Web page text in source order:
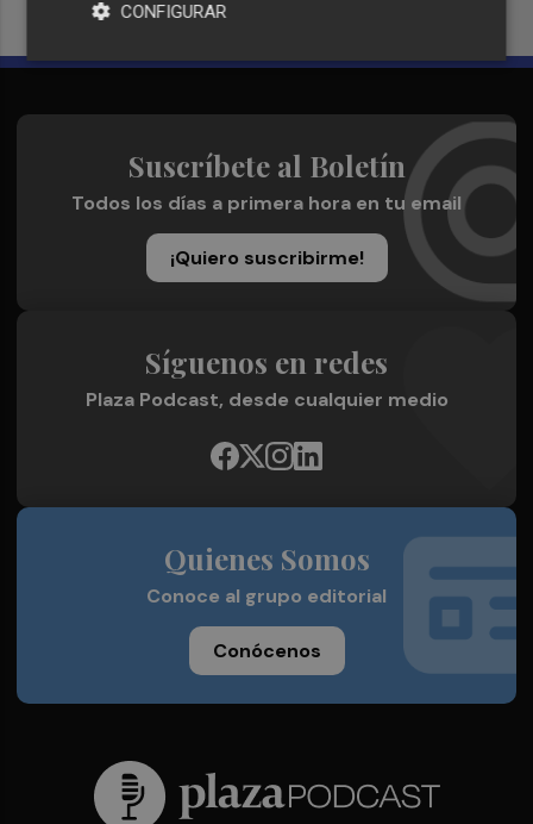
Suscríbete al Boletín
Todos los días a primera hora en tu email
¡Quiero suscribirme!
Síguenos en redes
Plaza Podcast, desde cualquier medio
Quienes Somos
Conoce al grupo editorial
Conócenos
CONFIGURAR